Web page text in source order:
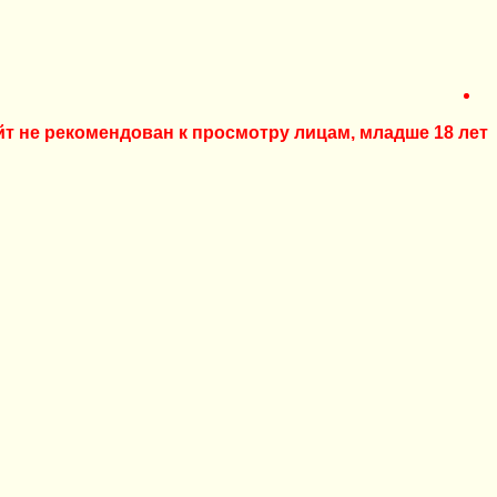
не рекомендован к просмотру лицам, младше 18 лет